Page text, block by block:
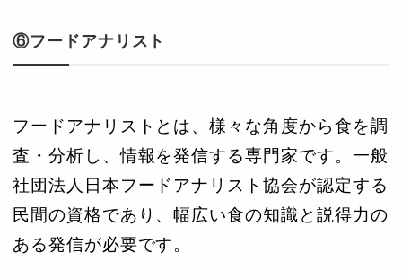
⑥フードアナリスト
フードアナリストとは、様々な角度から食を調
査・分析し、情報を発信する専門家です。一般
社団法人日本フードアナリスト協会が認定する
民間の資格であり、幅広い食の知識と説得力の
ある発信が必要です。